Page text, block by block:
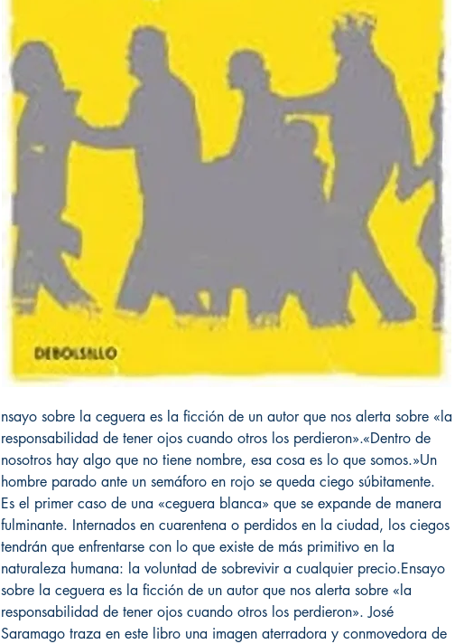
nsayo sobre la ceguera es la ficción de un autor que nos alerta sobre «la
responsabilidad de tener ojos cuando otros los perdieron».«Dentro de
nosotros hay algo que no tiene nombre, esa cosa es lo que somos.»Un
hombre parado ante un semáforo en rojo se queda ciego súbitamente.
Es el primer caso de una «ceguera blanca» que se expande de manera
fulminante. Internados en cuarentena o perdidos en la ciudad, los ciegos
tendrán que enfrentarse con lo que existe de más primitivo en la
naturaleza humana: la voluntad de sobrevivir a cualquier precio.Ensayo
sobre la ceguera es la ficción de un autor que nos alerta sobre «la
responsabilidad de tener ojos cuando otros los perdieron». José
Saramago traza en este libro una imagen aterradora y conmovedora de